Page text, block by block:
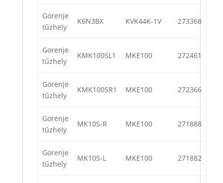
Gorenje
tűzhely
K6N3BX KVK44K-1V 273368
Gorenje
tűzhely
KMK100SL1 MKE100 272461
Gorenje
tűzhely
KMK100SR1 MKE100 272366
Gorenje
tűzhely
MK10S-R MKE100 271888
Gorenje
tűzhely
MK10S-L MKE100 271882